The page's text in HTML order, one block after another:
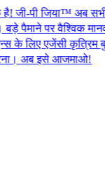
पी जिया™ अब सभी के
पर वैश्विक मानव
एजेंसी कृत्रिम
अब इसे आजमाओ!​​